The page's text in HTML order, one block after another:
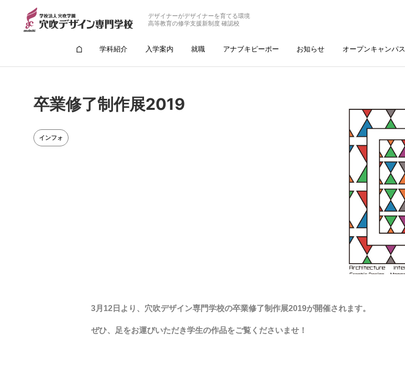
デザイナーがデザイナーを育てる環境
高等教育の修学支援新制度 確認校
学科紹介 入学案内 就職 アナブキピーポー お知らせ オープンキャンパス
卒業修了制作展2019
インフォ
3月12日より、穴吹デザイン専門学校の卒業修了制作展2019が開催されます。
ぜひ、足をお運びいただき学生の作品をご覧くださいませ！